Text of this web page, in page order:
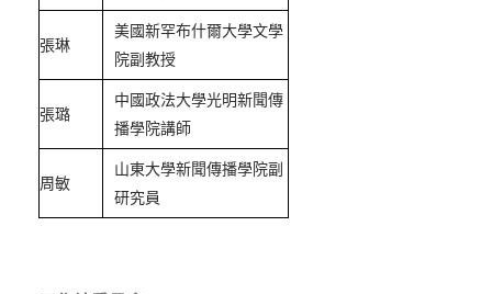
張琳
美國新罕布什爾大學文學
院副教授
張璐
中國政法大學光明新聞傳
播學院講師
周敏
山東大學新聞傳播學院副
研究員